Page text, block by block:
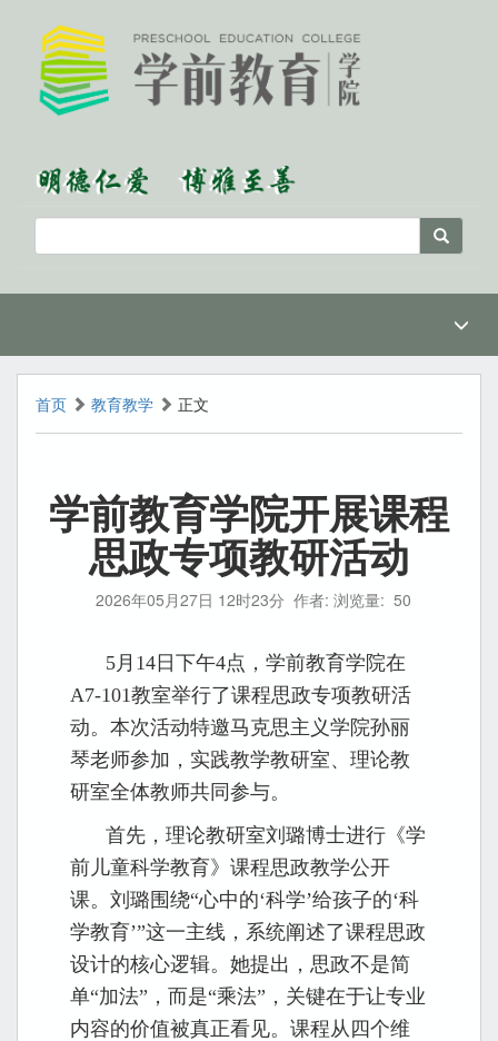
首页 教育教学 正文
学前教育学院开展课程
思政专项教研活动
2026年05月27日 12时23分 作者: 浏览量: 50
5月14日下午4点，学前教育学院在
A7-101教室举行了课程思政专项教研活
动。本次活动特邀马克思主义学院孙丽
琴老师参加，实践教学教研室、理论教
研室全体教师共同参与。
首先，理论教研室刘璐博士进行《学
前儿童科学教育》课程思政教学公开
课。刘璐围绕“心中的‘科学’给孩子的‘科
学教育’”这一主线，系统阐述了课程思政
设计的核心逻辑。她提出，思政不是简
单“加法”，而是“乘法”，关键在于让专业
内容的价值被真正看见。课程从四个维